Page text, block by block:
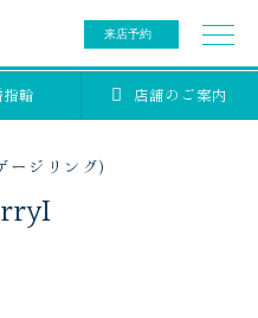
来店予約
輪 店舗のご案内
0078-6000-5222
ージリング)